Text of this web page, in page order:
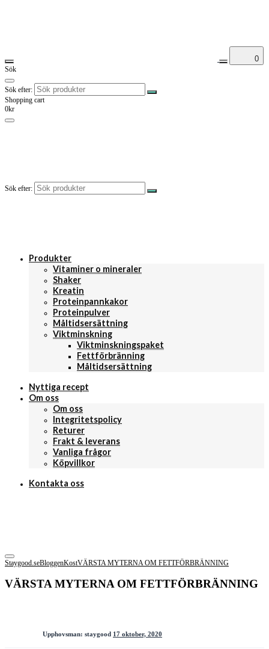
0
Sök
Sök efter:
Shopping cart
0kr
Sök efter:
Produkter
Vitaminer o mineraler
Shaker
Kreatin
Proteinpannkakor
Proteinpulver
Måltidsersättning
Viktminskning
Viktminskningspaket
Fettförbränning
Måltidsersättning
Nyttiga recept
Om oss
Om oss
Integritetspolicy
Returer
Frakt & leverans
Vanliga frågor
Köpvillkor
Kontakta oss
Staygood.seBloggenKostVÄRSTA MYTERNA OM FETTFÖRBRÄNNING
VÄRSTA MYTERNA OM FETTFÖRBRÄNNING
Upphovsman: staygood 17 oktober, 2020